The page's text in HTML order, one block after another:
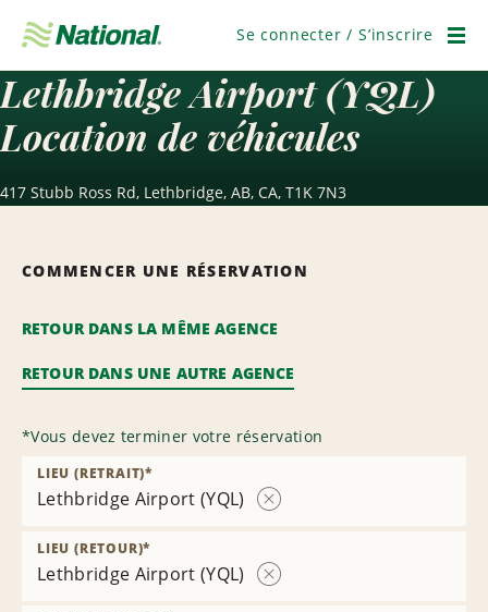
navigation
Se connecter / S’inscrire
Lethbridge Airport (YQL)
Location de véhicules
417 Stubb Ross Rd, Lethbridge, AB, CA, T1K 7N3
COMMENCER UNE RÉSERVATION
RETOUR DANS LA MÊME AGENCE
RETOUR DANS UNE AUTRE AGENCE
*Vous devez terminer votre réservation
Lethbridge Airport (YQL)
LIEU (RETRAIT)*
Lethbridge Airport (YQL)
LIEU (RETOUR)*